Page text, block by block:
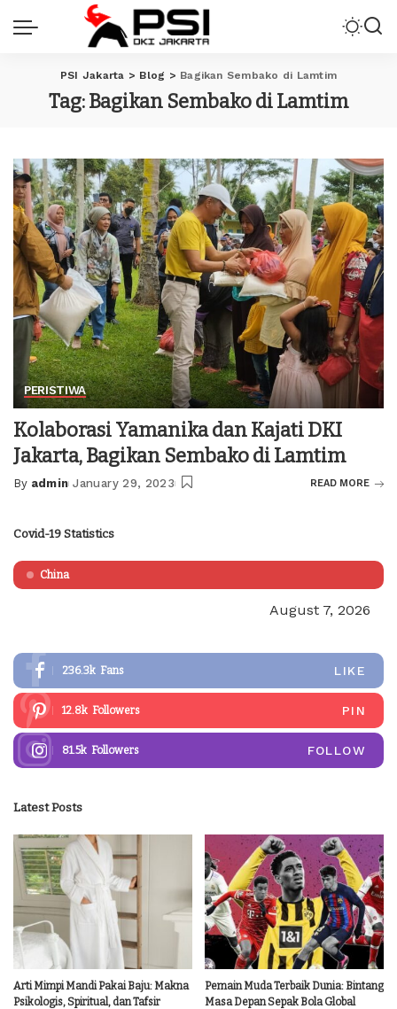
PSI Jakarta > Blog > Bagikan Sembako di Lamtim
Tag:Bagikan Sembako di Lamtim
PERISTIWA
Kolaborasi Yamanika dan Kajati DKI
Jakarta, Bagikan Sembako di Lamtim
Posted
By admin January 29, 2023 READ MORE
Covid-19 Statistics
China
August 7, 2026
236.3k Fans LIKE
12.8k Followers PIN
81.5k Followers FOLLOW
Latest Posts
Arti Mimpi Mandi Pakai Baju: Makna
Psikologis, Spiritual, dan Tafsir
Pemain Muda Terbaik Dunia: Bintang
Masa Depan Sepak Bola Global